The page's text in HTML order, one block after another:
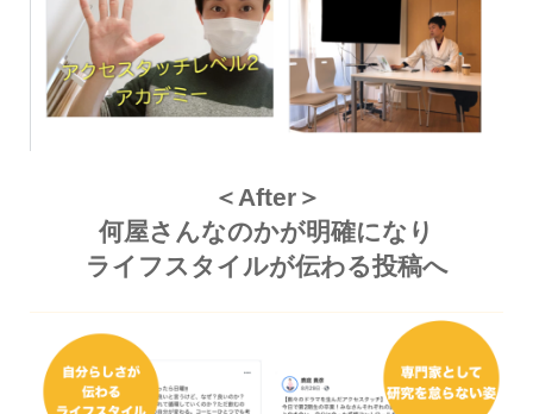
＜After＞
何屋さんなのかが明確になり
ライフスタイルが伝わる投稿へ